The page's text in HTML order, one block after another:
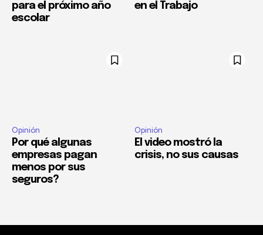
para el próximo año
escolar
en el Trabajo
Opinión
Por qué algunas
empresas pagan
menos por sus
seguros?
Opinión
El video mostró la
crisis, no sus causas